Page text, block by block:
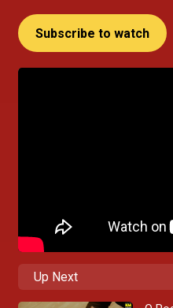
Subscribe to watch
Up Next